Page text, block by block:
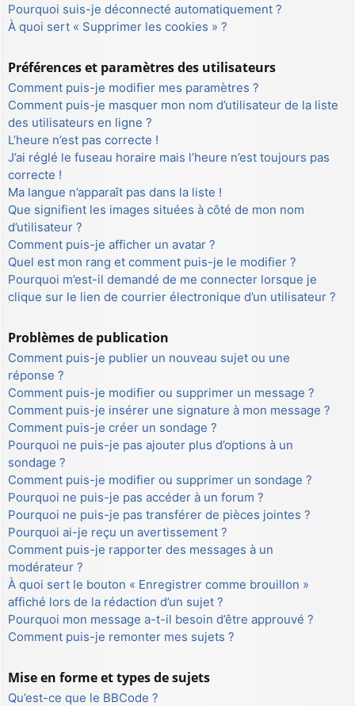
Pourquoi suis-je déconnecté automatiquement ?
À quoi sert « Supprimer les cookies » ?
Préférences et paramètres des utilisateurs
Comment puis-je modifier mes paramètres ?
Comment puis-je masquer mon nom d’utilisateur de la liste
des utilisateurs en ligne ?
L’heure n’est pas correcte !
J’ai réglé le fuseau horaire mais l’heure n’est toujours pas
correcte !
Ma langue n’apparaît pas dans la liste !
Que signifient les images situées à côté de mon nom
d’utilisateur ?
Comment puis-je afficher un avatar ?
Quel est mon rang et comment puis-je le modifier ?
Pourquoi m’est-il demandé de me connecter lorsque je
clique sur le lien de courrier électronique d’un utilisateur ?
Problèmes de publication
Comment puis-je publier un nouveau sujet ou une
réponse ?
Comment puis-je modifier ou supprimer un message ?
Comment puis-je insérer une signature à mon message ?
Comment puis-je créer un sondage ?
Pourquoi ne puis-je pas ajouter plus d’options à un
sondage ?
Comment puis-je modifier ou supprimer un sondage ?
Pourquoi ne puis-je pas accéder à un forum ?
Pourquoi ne puis-je pas transférer de pièces jointes ?
Pourquoi ai-je reçu un avertissement ?
Comment puis-je rapporter des messages à un
modérateur ?
À quoi sert le bouton « Enregistrer comme brouillon »
affiché lors de la rédaction d’un sujet ?
Pourquoi mon message a-t-il besoin d’être approuvé ?
Comment puis-je remonter mes sujets ?
Mise en forme et types de sujets
Qu’est-ce que le BBCode ?